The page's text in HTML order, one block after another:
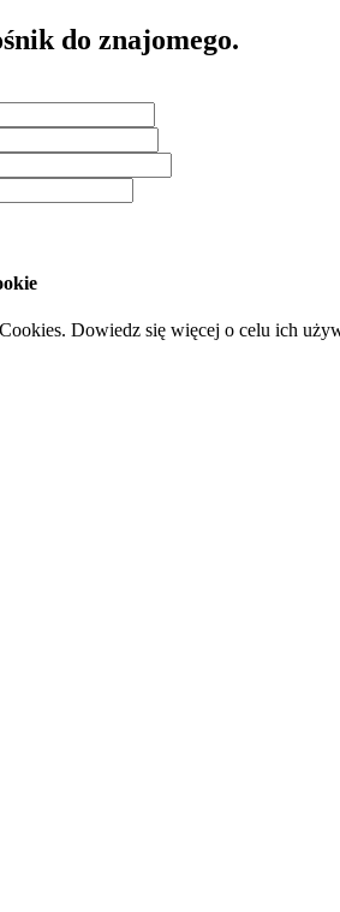
do znajomego.
Dowiedz się więcej o celu ich